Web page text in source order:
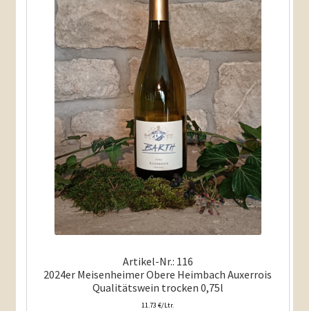
Artikel-Nr.: 116
2024er Meisenheimer Obere Heimbach Auxerrois
Qualitätswein trocken 0,75l
11.73 €/Ltr.